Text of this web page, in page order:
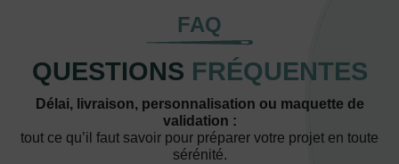
FAQ
QUESTIONS FRÉQUENTES
Délai, livraison, personnalisation ou maquette de
validation :
tout ce qu’il faut savoir pour préparer votre projet en toute
sérénité.